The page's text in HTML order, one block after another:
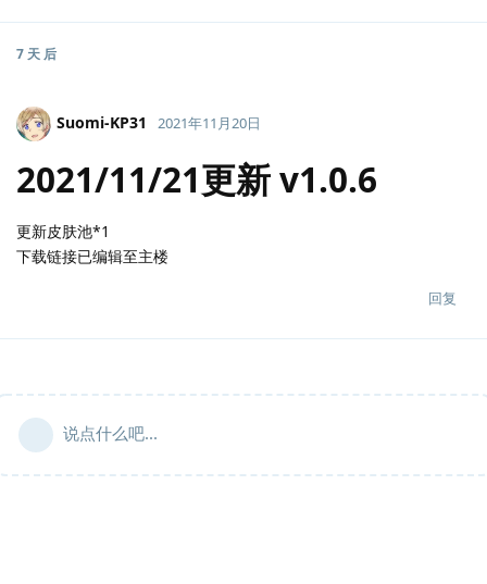
7 天 后
Suomi-KP31 2021年11月20日
2021/11/21更新 v1.0.6
更新皮肤池*1
下载链接已编辑至主楼
回复
说点什么吧...